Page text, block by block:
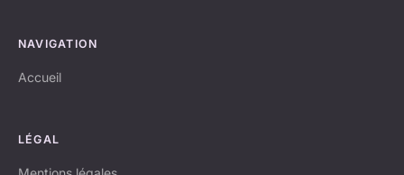
NAVIGATION
Accueil
LÉGAL